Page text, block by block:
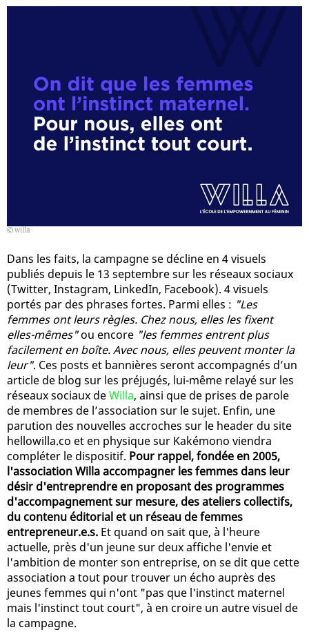
willa
Dans les faits, la campagne se décline en 4 visuels
publiés depuis le 13 septembre sur les réseaux sociaux
(Twitter, Instagram, LinkedIn, Facebook). 4 visuels
portés par des phrases fortes. Parmi elles : "Les
femmes ont leurs règles. Chez nous, elles les fixent
elles-mêmes"ou encore "les femmes entrent plus
facilement en boîte. Avec nous, elles peuvent monter la
leur". Ces posts et bannières seront accompagnés d’un
article de blog sur les préjugés, lui-même relayé sur les
réseaux sociaux deWilla, ainsi que de prises de parole
de membres de l’association sur le sujet. Enfin, une
parution des nouvelles accroches sur le header du site
hellowilla.co et en physique sur Kakémono viendra
compléter le dispositif. Pour rappel, fondée en 2005,
l'association Willa accompagner les femmes dans leur
désir d'entreprendre en proposant des programmes
d'accompagnement sur mesure, des ateliers collectifs,
du contenu éditorial et un réseau de femmes
entrepreneur.e.s. Et quand on sait que, à l'heure
actuelle, près d'un jeune sur deux affiche l'envie et
l'ambition de monter son entreprise, on se dit que cette
association a tout pour trouver un écho auprès des
jeunes femmes qui n'ont "pas que l'instinct maternel
mais l'instinct tout court", à en croire un autre visuel de
la campagne.